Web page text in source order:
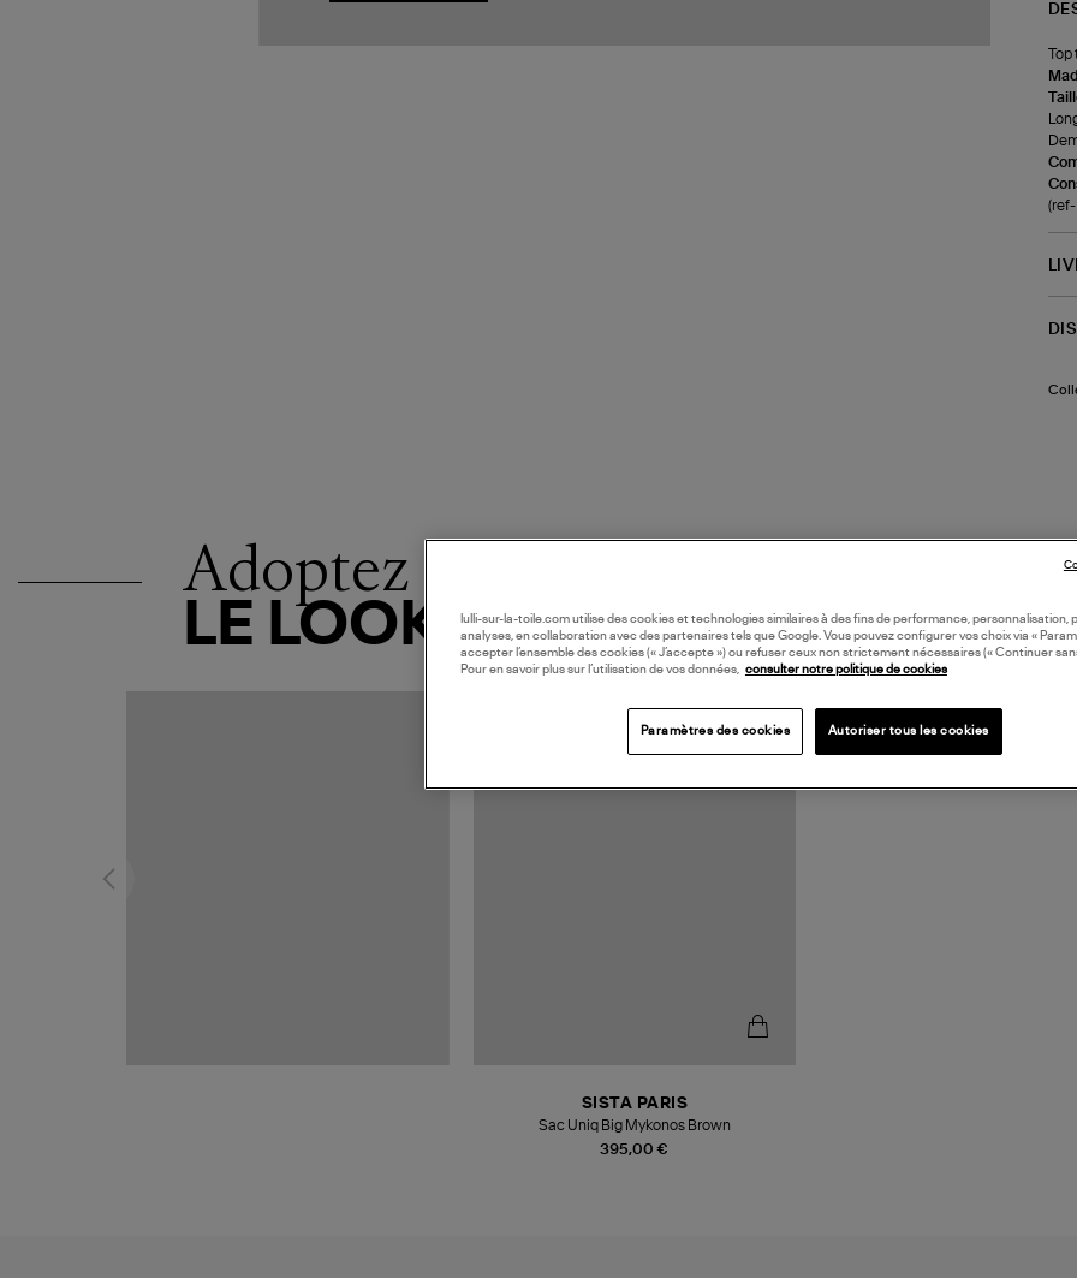
Top
Adoptez
LE LOOK
395,00 €
SISTA PARIS
Sac Uniq Big Mykonos Brown
lulli-sur-la-toile.com utilise des cookies et technologies similaires à des fins de performance, personnalisation,
analyses, en collaboration avec des partenaires tels que Google. Vous pouvez configurer vos choix via «
accepter l’ensemble des cookies (« J’accepte ») ou refuser ceux non strictement nécessaires (« Continuer
Pour en savoir plus sur l’utilisation de vos données, consulter notre politique de cookies
Paramètres des cookies Autoriser tous les cookies